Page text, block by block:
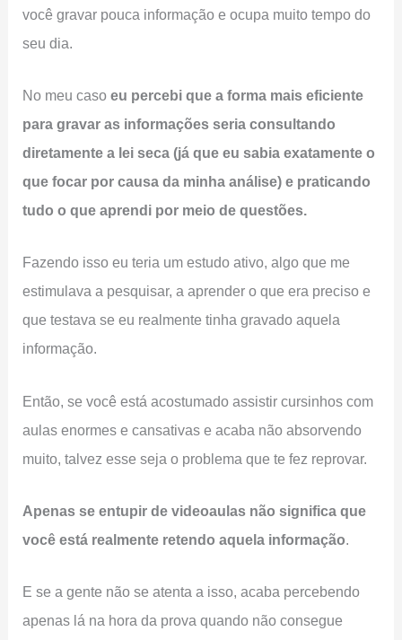
você gravar pouca informação e ocupa muito tempo do
seu dia.
No meu casoeu percebi que a forma mais eficiente
para gravar as informações seria consultando
diretamente a lei seca (já que eu sabia exatamente o
que focar por causa da minha análise) e praticando
tudo o que aprendi por meio de questões.
Fazendo isso eu teria um estudo ativo, algo que me
estimulava a pesquisar, a aprender o que era preciso e
que testava se eu realmente tinha gravado aquela
informação.
Então, se você está acostumado assistir cursinhos com
aulas enormes e cansativas e acaba não absorvendo
muito, talvez esse seja o problema que te fez reprovar.
Apenas se entupir de videoaulas não significa que
você está realmente retendo aquela informação.
E se a gente não se atenta a isso, acaba percebendo
apenas lá na hora da prova quando não consegue